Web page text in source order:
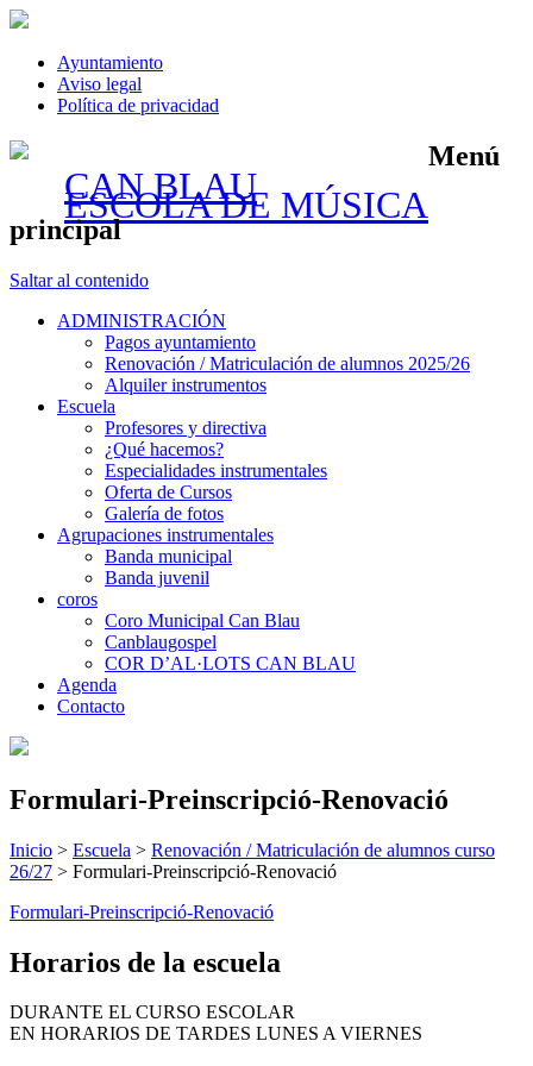
Ayuntamiento
Aviso legal
Política de privacidad
CAN BLAU
ESCOLA DE MÚSICA
Menú
principal
Saltar al contenido
ADMINISTRACIÓN
Pagos ayuntamiento
Renovación / Matriculación de alumnos 2025/26
Alquiler instrumentos
Escuela
Profesores y directiva
¿Qué hacemos?
Especialidades instrumentales
Oferta de Cursos
Galería de fotos
Agrupaciones instrumentales
Banda municipal
Banda juvenil
coros
Coro Municipal Can Blau
Canblaugospel
COR D’AL·LOTS CAN BLAU
Agenda
Contacto
Formulari-Preinscripció-Renovació
Inicio > Escuela > Renovación / Matriculación de alumnos curso
26/27 > Formulari-Preinscripció-Renovació
Formulari-Preinscripció-Renovació
Horarios de la escuela
DURANTE EL CURSO ESCOLAR
EN HORARIOS DE TARDES LUNES A VIERNES